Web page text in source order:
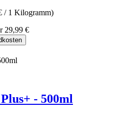
/ 1 Kilogramm)
29,99 €
- 500ml